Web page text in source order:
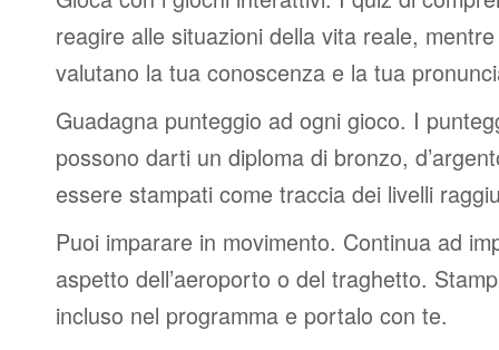
reagire alle situazioni della vita reale,
valutano la tua conoscenza e la tua
Guadagna punteggio ad ogni gioco. I
possono darti un diploma di bronzo,
essere stampati come traccia dei livelli
Puoi imparare in movimento. Continua ad
aspetto dell’aeroporto o del traghetto.
incluso nel programma e portalo con te.